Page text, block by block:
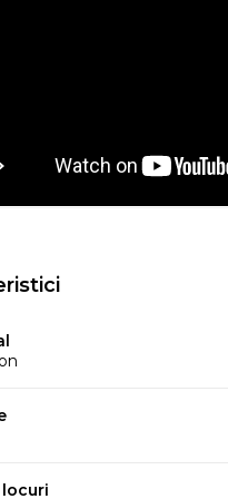
un brand spaniol de
mobilier. Creativitatea,
locuri